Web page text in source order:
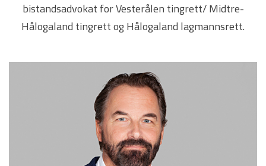
bistandsadvokat for Vesterålen tingrett/ Midtre-
Hålogaland tingrett og Hålogaland lagmannsrett.